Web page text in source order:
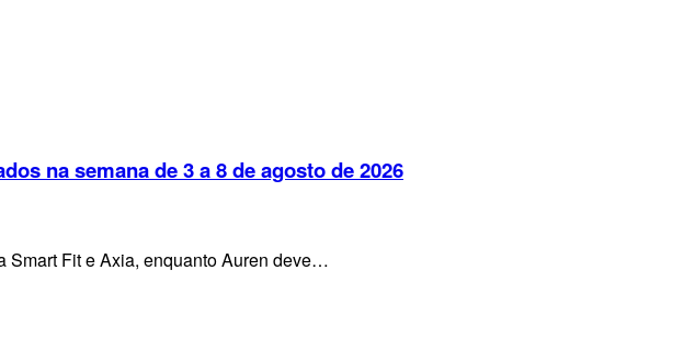
na semana de 3 a 8 de agosto de 2026
Smart Fit e Axia, enquanto Auren deve…